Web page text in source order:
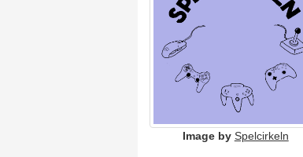
Image by Spelcirkeln